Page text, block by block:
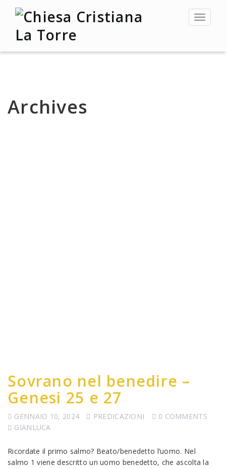
Toggle
Archives
Sovrano nel benedire –
Genesi 25 e 27
GENNAIO 10, 2024 PREDICAZIONI
0 COMMENTS
GIANLUCA
Ricordate il primo salmo? Beato/benedetto l’uomo. Nel
salmo 1 viene descritto un uomo benedetto, che ascolta la